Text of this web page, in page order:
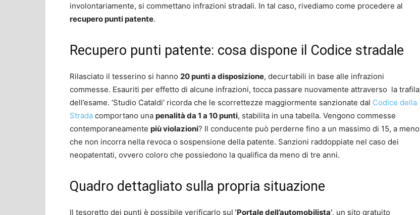
involontariamente, si commettano infrazioni stradali. In tal caso, rivediamo come procedere al
recupero punti patente.
Recupero punti patente: cosa dispone il Codice stradale
Rilasciato il tesserino si hanno 20 punti a disposizione, decurtabili in base alle infrazioni
commesse. Esauriti per effetto di alcune infrazioni, tocca passare nuovamente attraverso la trafila
dell’esame. ‘Studio Cataldi’ ricorda che le scorrettezze maggiormente sanzionate dal Codice della
Strada comportano una penalità da 1 a 10 punti, stabilita in una tabella. Vengono commesse
contemporaneamente più violazioni? Il conducente può perderne fino a un massimo di 15, a meno
che non incorra nella revoca o sospensione della patente. Sanzioni raddoppiate nel caso dei
neopatentati, ovvero coloro che possiedono la qualifica da meno di tre anni.
Quadro dettagliato sulla propria situazione
Il tesoretto dei punti è possibile verificarlo sul ‘Portale dell’automobilista’, un sito gratuito